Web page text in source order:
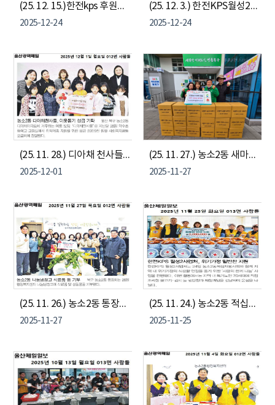
(25. 12. 15.)한전kps 후원금, 농소2동 적십자봉사회 돼지불고기 밀키트 전달
2025-12-24
(25. 12. 3.) 한전KPS월성2사업처 이웃돕기 성금 400만원 전달
2025-12-24
(25. 11. 28.) 디아채 천사들, 농소2동 취약계층에 이웃돕기 성금 전달
2025-12-01
(25. 11. 27.) 농소2동 새마을협의부녀회, 취약계층에 김장김치 전달
2025-11-27
(25. 11. 26.) 농소2동 통장회, 나눔냉장고에 기부물품 전달
2025-11-27
(25. 11. 24.) 농소2동 적십자봉사회, 한전KPS 지원으로 나눔냉장고에 사랑의 한끼 나눔
2025-11-25